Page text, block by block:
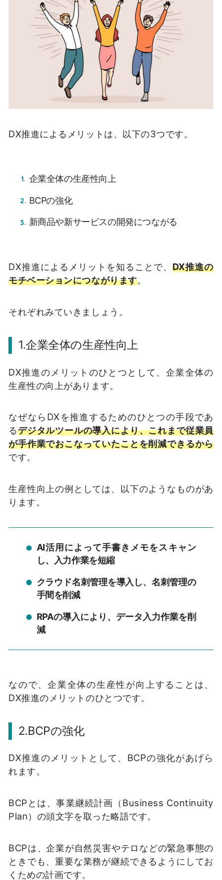
DX推進によるメリットは、以下の3つです。
企業全体の生産性向上
BCPの強化
新商品や新サービスの開発につながる
DX推進によるメリットを知ることで、 DX推進の
モチベーションにつながります。
それぞれみていきましょう。
1.企業全体の生産性向上
DX推進のメリットのひとつとして、企業全体の
生産性の向上があります。
なぜならDXを推進するためのひとつの手段であ
るデジタルツールの導入により、これまで従業員
が手作業でおこなっていたことを削減できるから
です。
生産性向上の例としては、以下のようなものがあ
ります。
AI活用によって手書きメモをスキャン
し、入力作業を短縮
クラウド名刺管理を導入し、名刺管理の
手間を削減
RPAの導入により、データ入力作業を削
減
なので、企業全体の生産性が向上することは、
DX推進のメリットのひとつです。
2.BCPの強化
DX推進のメリットとして、BCPの強化があげら
れます。
BCPとは、事業継続計画（Business Continuity
Plan）の頭文字を取った略語です。
BCPは、企業が自然災害やテロなどの緊急事態の
ときでも、重要な業務が継続できるようにしてお
くための計画です。